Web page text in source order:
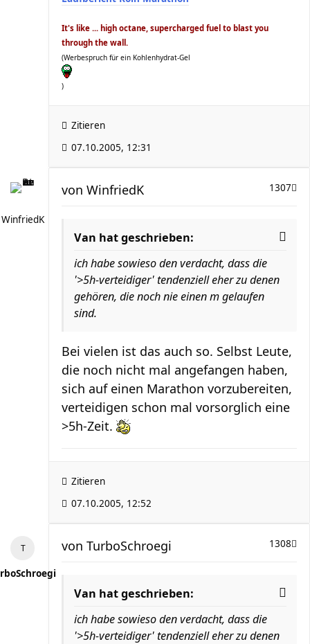
It's like ... high octane, supercharged fuel to blast you
through the wall.
(Werbespruch für ein Kohlenhydrat-Gel
)
Zitieren
07.10.2005, 12:31
WinfriedK
1307
von WinfriedK
Van hat geschrieben:
ich habe sowieso den verdacht, dass die
'>5h-verteidiger' tendenziell eher zu denen
gehören, die noch nie einen m gelaufen
sind.
Bei vielen ist das auch so. Selbst Leute,
die noch nicht mal angefangen haben,
sich auf einen Marathon vorzubereiten,
verteidigen schon mal vorsorglich eine
>5h-Zeit.
Zitieren
07.10.2005, 12:52
1308
von TurboSchroegi
Van hat geschrieben:
ich habe sowieso den verdacht, dass die
'>5h-verteidiger' tendenziell eher zu denen